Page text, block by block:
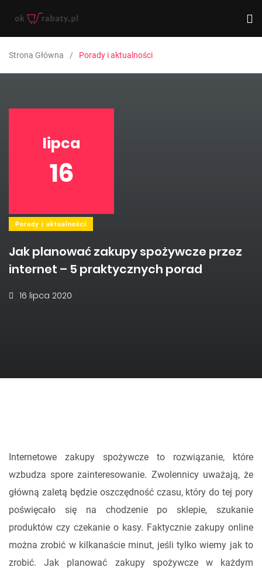
Strona Główna Porady i aktualności
lipca
16
Porady i aktualności
Jak planować zakupy spożywcze przez
internet – 5 praktycznych porad
16 lipca 2020
Internetowe zakupy spożywcze to rozwiązanie, które
wzbudza spore zainteresowanie. Zwolennicy uważają, że
główną zaletą będzie oszczędność czasu, który do tej pory
poświęcało się na chodzenie po sklepie, szukanie
produktów czy czekanie o kasy. Faktycznie zakupy online
można zrobić w kilkanaście minut, jeśli tylko wiemy jak to
zrobić. Jak planować zakupy spożywcze w każdym